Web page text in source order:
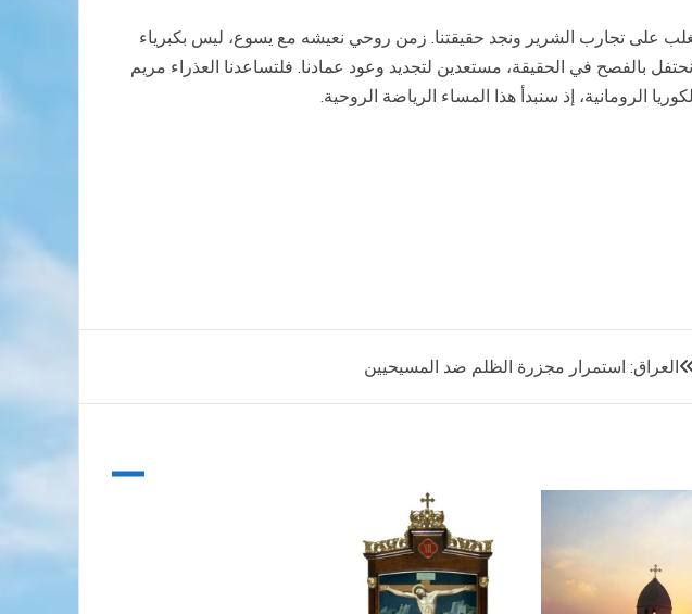
على تجارب الشرير ونجد حقيقتنا. زمن روحي نعيشه مع يسوع، ليس بكبرياء
نحتفل بالفصح في الحقيقة، مستعدين لتجديد وعود عمادنا. فلتساعدنا العذراء مريم
الرومانية، إذ سنبدأ هذا المساء الرياضة الروحية.
العراق: استمرار مجزرة الظلم ضد المسيحيين